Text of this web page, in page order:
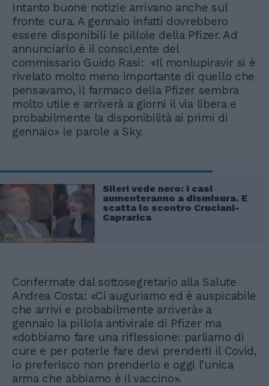
Intanto buone notizie arrivano anche sul
fronte cura. A gennaio infatti dovrebbero
essere disponibili le pillole della Pfizer. Ad
annunciarlo è il consci,ente del
commissario Guido Rasi: «Il monlupiravir si è
rivelato molto meno importante di quello che
pensavamo, il farmaco della Pfizer sembra
molto utile e arriverà a giorni il via libera e
probabilmente la disponibilità ai primi di
gennaio» le parole a Sky.
Sileri vede nero: i casi
aumenteranno a dismisura. E
scatta lo scontro Cruciani-
Caprarica
Confermate dal sottosegretario alla Salute
Andrea Costa: «Ci auguriamo ed è auspicabile
che arrivi e probabilmente arriverà» a
gennaio la pillola antivirale di Pfizer ma
«dobbiamo fare una riflessione: parliamo di
cure e per poterle fare devi prenderti il Covid,
io preferisco non prenderlo e oggi l’unica
arma che abbiamo è il vaccino».